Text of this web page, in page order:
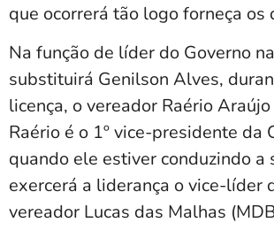
que ocorrerá tão logo forneça os
Na função de líder do Governo
substituirá Genilson Alves,
licença, o vereador Raério Araújo
Raério é o 1º vice-presidente da
quando ele estiver conduzindo a
exercerá a liderança o vice-líder
vereador Lucas das Malhas